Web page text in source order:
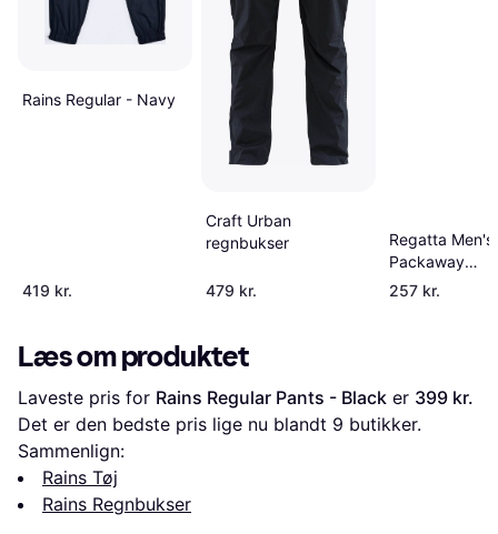
Rains Regular - Navy
419 kr.
Craft Urban
regnbukser
479 kr.
Regatta
Packaway
Overtrousers
257 kr.
Læs om produktet
Laveste pris for Rains Regular Pants - Black er 399 kr.
Det er den bedste pris lige nu blandt 9 butikker.
Sammenlign:
Rains Tøj
Rains Regnbukser